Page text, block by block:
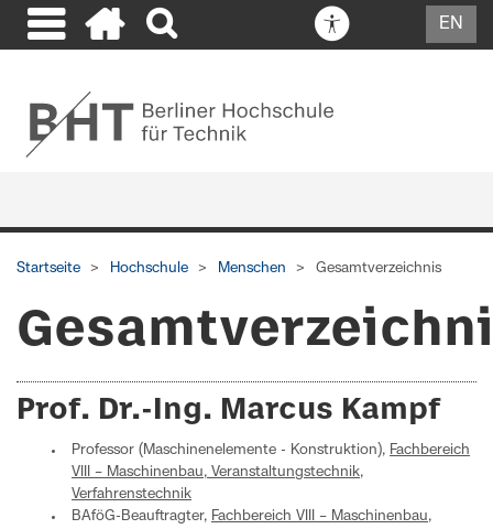
EN
Startseite Hochschule Menschen Gesamtverzeichnis
Prof. Dr.-Ing. Marcus Kampf
Professor (Maschinenelemente - Konstruktion), Fachbereich
VIII – Maschinenbau, Veranstaltungstechnik,
Verfahrenstechnik
BAföG-Beauftragter, Fachbereich VIII – Maschinenbau,